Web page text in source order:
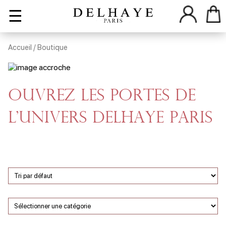
☰
Accueil / Boutique
Ouvrez les portes de
l'univers Delhaye Paris